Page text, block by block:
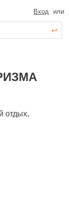
Вход или
отдых,